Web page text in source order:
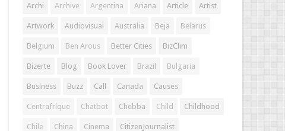
Archi Archive Argentina Ariana Article Artist
Artwork Audiovisual Australia Beja Belarus
Belgium Ben Arous Better Cities BizClim
Bizerte Blog Book Lover Brazil Bulgaria
Business Buzz Call Canada Causes
Centrafrique Chatbot Chebba Child Childhood
Chile China Cinema CitizenJournalist